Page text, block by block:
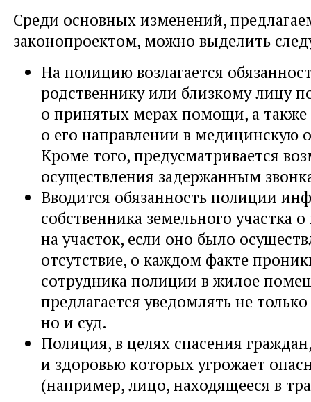
Среди основных изменений,
законопроектом, можно выделить
На полицию возлагается
родственнику или близкому лицу
о принятых мерах помощи, а
о его направлении в медицинскую
Кроме того, предусматривается
осуществления задержанным
Вводится обязанность полиции
собственника земельного участка
на участок, если оно было
отсутствие, о каждом факте
сотрудника полиции в жилое
предлагается уведомлять не
но и суд.
Полиция, в целях спасения
и здоровью которых угрожает
(например, лицо, находящееся в